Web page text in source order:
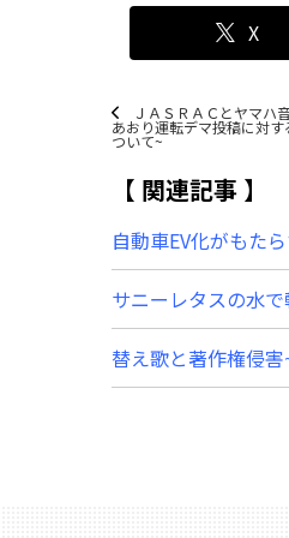
X
ＪＡＳＲＡＣとヤマハ
あおり運転デマ投稿に対
ついて~
関連記事
自動車EV化がもた
サニーレタスの水
替え歌と著作権侵